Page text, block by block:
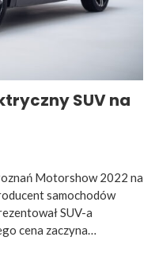
SUV na
Motorshow 2022 na
samochodów
SUV-a
cena zaczyna…